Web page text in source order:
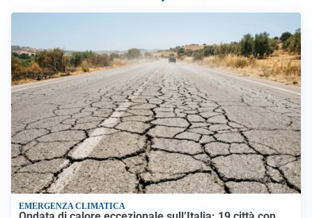
EMERGENZA CLIMATICA